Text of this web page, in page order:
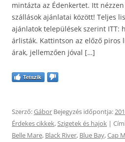
mintázta az Édenkertet. Itt
szállások ajánlatai között! Teljes
ajánlatok települések szerint ITT:
árlisták. Kattintson az előző piros
árak, jellemzően jóval […]
Tetszik
Szerző:Gábor Bejegyzés időpontja:
Érdekes cikkek,Szigetek és hajok |
Belle Mare, Black River, Blue Bay,Cap